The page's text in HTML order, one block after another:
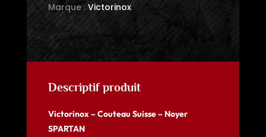
Marque : Victorinox
Descriptif produit
Victorinox – Couteau Suisse – Noyer
SPARTAN